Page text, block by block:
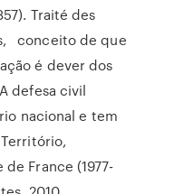
Traité des
conceito de que
é dever dos
defesa civil
nacional e tem
France (1977-